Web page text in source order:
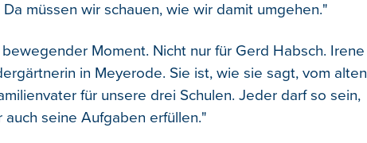
müssen wir schauen, wie wir damit umgehen."
Moment. Nicht nur für Gerd Habsch. Irene
in Meyerode. Sie ist, wie sie sagt, vom alten
für unsere drei Schulen. Jeder darf so sein,
seine Aufgaben erfüllen."